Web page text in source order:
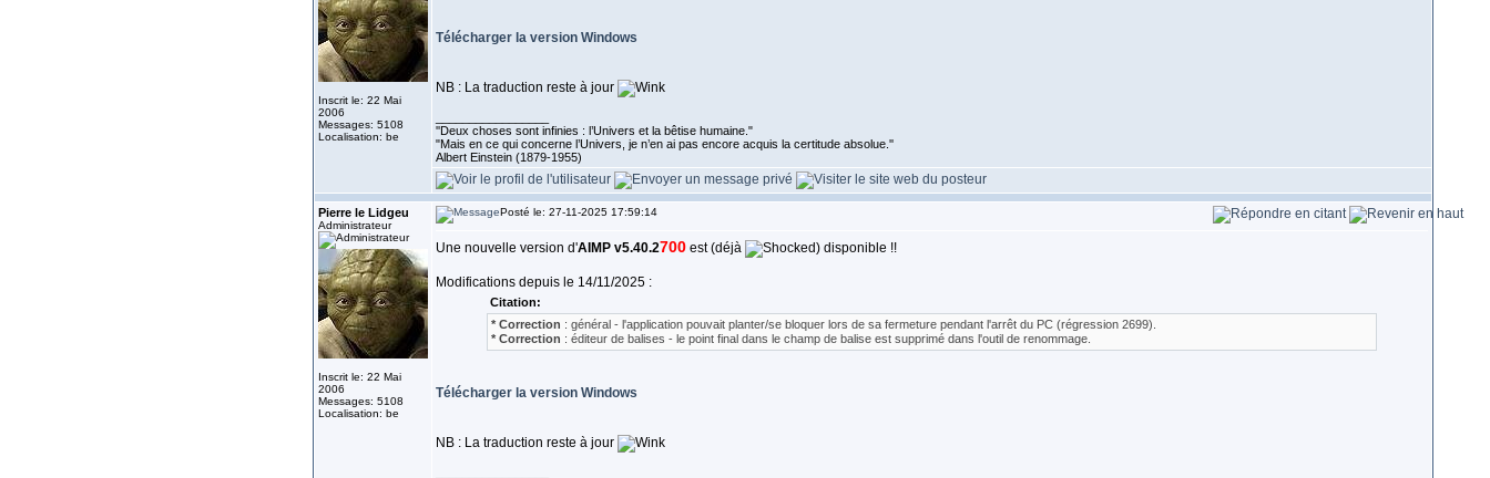
Inscrit le: 22 Mai
2006
Messages: 5108
Localisation: be
Télécharger la version Windows
NB : La traduction reste à jour
''Deux choses sont infinies : l’Univers et la bêtise humaine."
"Mais en ce qui concerne l’Univers, je n’en ai pas encore acquis la certitude absolue.''
Albert Einstein (1879-1955)
Pierre le Lidgeu
Administrateur
Inscrit le: 22 Mai
2006
Messages: 5108
Localisation: be
Posté le: 27-11-2025 17:59:14
Une nouvelle version d'AIMP v5.40.2700est (déjà ) disponible !!
Modifications depuis le 14/11/2025 :
Citation:
* Correction : général - l'application pouvait planter/se bloquer lors de sa fermeture pendant l'arrêt du PC (régression 2699).
* Correction : éditeur de balises - le point final dans le champ de balise est supprimé dans l'outil de renommage.
Télécharger la version Windows
NB : La traduction reste à jour